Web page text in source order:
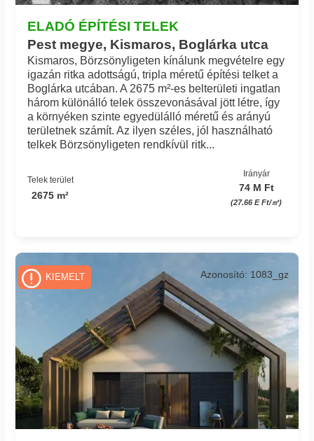
ELADÓ ÉPÍTÉSI TELEK
Pest megye, Kismaros, Boglárka utca
Kismaros, Börzsönyligeten kínálunk megvételre egy
igazán ritka adottságú, tripla méretű építési telket a
Boglárka utcában. A 2675 m²-es belterületi ingatlan
három különálló telek összevonásával jött létre, így
a környéken szinte egyedülálló méretű és arányú
területnek számít. Az ilyen széles, jól használható
telkek Börzsönyligeten rendkívül ritk...
Telek terület
2675 m²
Irányár
74 M Ft
(27.66 E Ft/㎡)
Azonosító: 1083_gz
KIEMELT